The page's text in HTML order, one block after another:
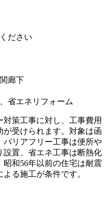
ださい
廊下
省エネリフォーム
策工事に対し、工事費用
が受けられます。対象は函
リアフリー工事は便所や
設置、省エネ工事は断熱化
和56年以前の住宅は耐震
る施工が条件です。